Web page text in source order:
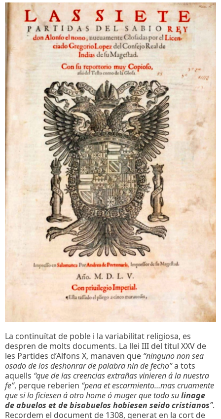
La continuïtat de poble i la variabilitat religiosa, es
despren de molts documents. La llei III del titul XXV de
les Partides d’Alfons X, manaven que “ninguno non sea
osado de los deshonrar de palabra nin de fecho”a tots
aquells “que de las creencias extrañas vinieren á la nuestra
fe”, perque reberien “pena et escarmiento…mas cruamente
que si lo ficiesen á otro home ó muger que todo sulinage
de abuelos et de bisabuelos hobiesen seido cristianos”.
Recordem el document de 1308, generat en la cort de